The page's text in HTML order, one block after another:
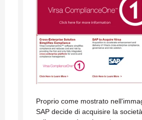
Proprio come mostrato
SAP decide di acquisire la